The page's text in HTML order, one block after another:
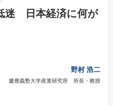
迷 日本経済に何が
野村 浩二
慶應義塾大学産業研究所 所長・教授